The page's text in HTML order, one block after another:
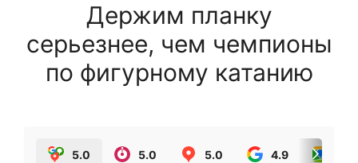
Держим планку
серьезнее, чем чемпионы
по фигурному катанию
5.0 5.0 5.0 4.9